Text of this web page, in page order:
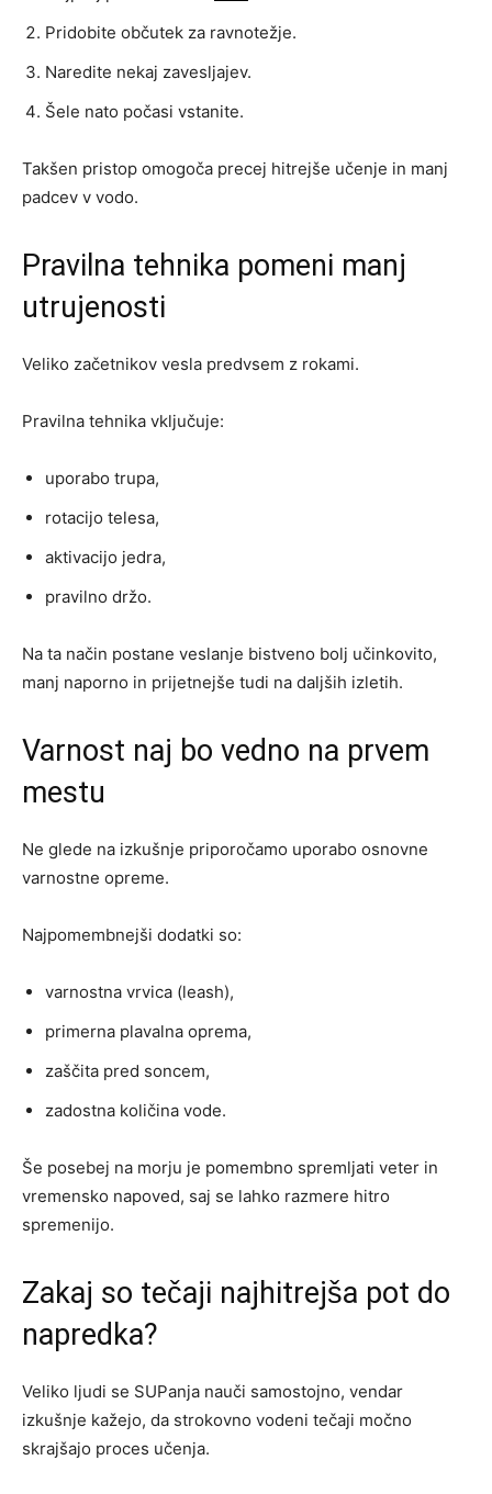
Pridobite občutek za ravnotežje.
Naredite nekaj zavesljajev.
Šele nato počasi vstanite.
Takšen pristop omogoča precej hitrejše učenje in manj
padcev v vodo.
Pravilna tehnika pomeni manj
utrujenosti
Veliko začetnikov vesla predvsem z rokami.
Pravilna tehnika vključuje:
uporabo trupa,
rotacijo telesa,
aktivacijo jedra,
pravilno držo.
Na ta način postane veslanje bistveno bolj učinkovito,
manj naporno in prijetnejše tudi na daljših izletih.
Varnost naj bo vedno na prvem
mestu
Ne glede na izkušnje priporočamo uporabo osnovne
varnostne opreme.
Najpomembnejši dodatki so:
varnostna vrvica (leash),
primerna plavalna oprema,
zaščita pred soncem,
zadostna količina vode.
Še posebej na morju je pomembno spremljati veter in
vremensko napoved, saj se lahko razmere hitro
spremenijo.
Zakaj so tečaji najhitrejša pot do
napredka?
Veliko ljudi se SUPanja nauči samostojno, vendar
izkušnje kažejo, da strokovno vodeni tečaji močno
skrajšajo proces učenja.